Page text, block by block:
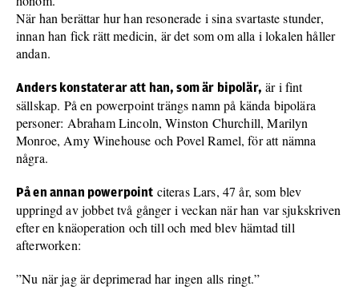
När han berättar hur han resonerade i sina svartaste stunder,
innan han fick rätt medicin, är det som om alla i lokalen håller
andan.
Anders konstaterar att han, som är bipolär, är i fint
sällskap. På en powerpoint trängs namn på kända bipolära
personer: Abraham Lincoln, Winston Churchill, Marilyn
Monroe, Amy Winehouse och Povel Ramel, för att nämna
några.
På en annan powerpoint citeras Lars, 47 år, som blev
uppringd av jobbet två gånger i veckan när han var sjukskriven
efter en knäoperation och till och med blev hämtad till
afterworken:
”Nu när jag är deprimerad har ingen alls ringt.”